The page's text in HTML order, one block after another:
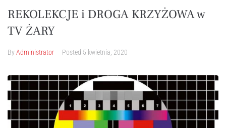
REKOLEKCJE i DROGA KRZYŻOWA w
TV ŻARY
ByAdministrator Posted 5 kwietnia, 2020